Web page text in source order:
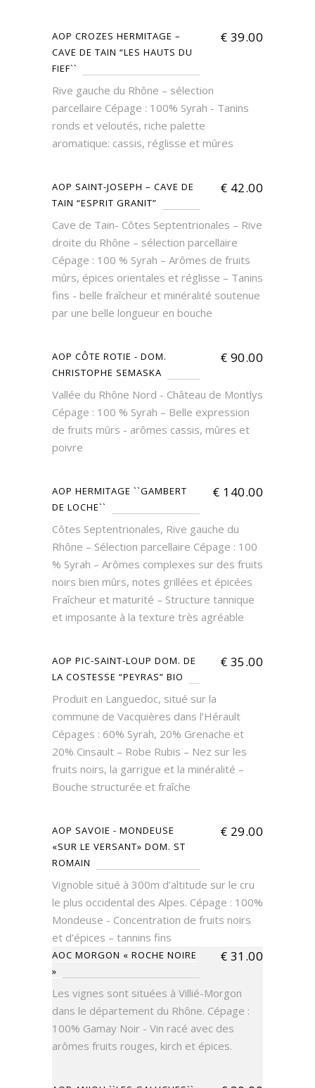
AOP CROZES HERMITAGE –
CAVE DE TAIN “LES HAUTS DU
FIEF``
€ 39.00
Rive gauche du Rhône – sélection
parcellaire Cépage : 100% Syrah - Tanins
ronds et veloutés, riche palette
aromatique: cassis, réglisse et mûres
AOP SAINT-JOSEPH – CAVE DE
TAIN “ESPRIT GRANIT”
€ 42.00
Cave de Tain- Côtes Septentrionales – Rive
droite du Rhône – sélection parcellaire
Cépage : 100 % Syrah – Arômes de fruits
mûrs, épices orientales et réglisse – Tanins
fins - belle fraîcheur et minéralité soutenue
par une belle longueur en bouche
AOP CÔTE ROTIE - DOM.
CHRISTOPHE SEMASKA
€ 90.00
Vallée du Rhône Nord - Château de Montlys
Cépage : 100 % Syrah – Belle expression
de fruits mûrs - arômes cassis, mûres et
poivre
AOP HERMITAGE ``GAMBERT
DE LOCHE``
€ 140.00
Côtes Septentrionales, Rive gauche du
Rhône – Sélection parcellaire Cépage : 100
% Syrah – Arômes complexes sur des fruits
noirs bien mûrs, notes grillées et épicées
Fraîcheur et maturité – Structure tannique
et imposante à la texture très agréable
AOP PIC-SAINT-LOUP DOM. DE
LA COSTESSE “PEYRAS” BIO
€ 35.00
Produit en Languedoc, situé sur la
commune de Vacquières dans l’Hérault
Cépages : 60% Syrah, 20% Grenache et
20% Cinsault – Robe Rubis – Nez sur les
fruits noirs, la garrigue et la minéralité –
Bouche structurée et fraîche
AOP SAVOIE - MONDEUSE
«SUR LE VERSANT» DOM. ST
ROMAIN
€ 29.00
Vignoble situé à 300m d’altitude sur le cru
le plus occidental des Alpes. Cépage : 100%
Mondeuse - Concentration de fruits noirs
et d’épices – tannins fins
AOC MORGON « ROCHE NOIRE
»
€ 31.00
Les vignes sont situées à Villié-Morgon
dans le département du Rhône. Cépage :
100% Gamay Noir - Vin racé avec des
arômes fruits rouges, kirch et épices.